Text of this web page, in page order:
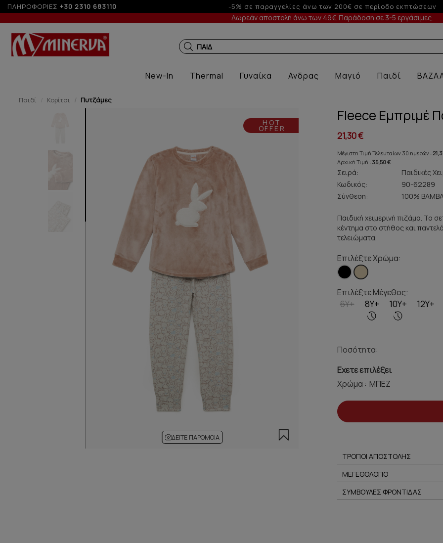
ΠΛΗΡΟΦΟΡΙΕΣ +30 2310 683110
άνω των 200€ σε περίοδο εκπτώσεων Έως 6 άτοκες δόσεις με πιστωτική άνω
Δωρεάν αποστολή άνω των 49€. Παράδοση σε 3-5 εργάσιμες.
ΠΑΙΔΙΚΑ ΕΣΩΡ
New-In Thermal Γυναίκα Ανδρας Μαγιό Παιδί
Παιδί Κορίτσι Πυτζάμες
HOT
OFFER
ΔΕΊΤΕ ΠΑΡΌΜΟΙΑ
Fleece Εμπριμέ
21,30 €
Μέγιστη Τιμή Τελευταίων 30 ημερών :
Αρχική Τιμή : 35,50 €
Σειρά:
Παιδικές
Κωδικός:
90-62289
Σύνθεση:
100%
Παιδική χειμερινή πιζάμα. Το
κέντημα στο στήθος και
τελειώματα.
Επιλέξτε Χρώμα:
Επιλέξτε Μέγεθος:
6Y+ 8Y+ 10Y+ 12Y+
Ποσότητα:
Εχετε επιλέξει
Χρώμα :
ΤΡΟΠΟΙ ΑΠΟΣΤΟΛΗΣ
ΜΕΓΕΘΟΛΟΓΙΟ
ΣΥΜΒΟΥΛΕΣ ΦΡΟΝΤΙΔΑΣ